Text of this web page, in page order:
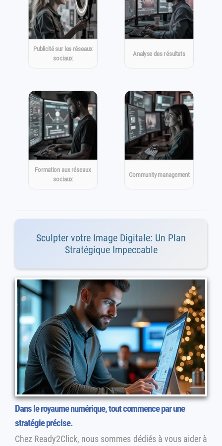
Publicité sur les réseaux
sociaux
Analyse des résultats
Formation aux réseaux
sociaux
Community management
Sculpter votre Image Digitale: Un Plan
Stratégique Impeccable
Dans le royaume numérique, tout commence par une
stratégie précise.
Chez Ready2Click, nous sommes dédiés à vous aider à